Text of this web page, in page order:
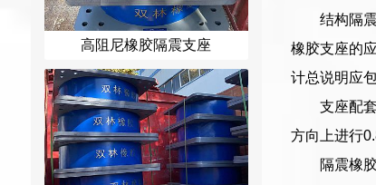
高阻尼橡胶隔震支座
结构隔
橡胶支座的
计总说明应
支座配
方向上进行
隔震橡